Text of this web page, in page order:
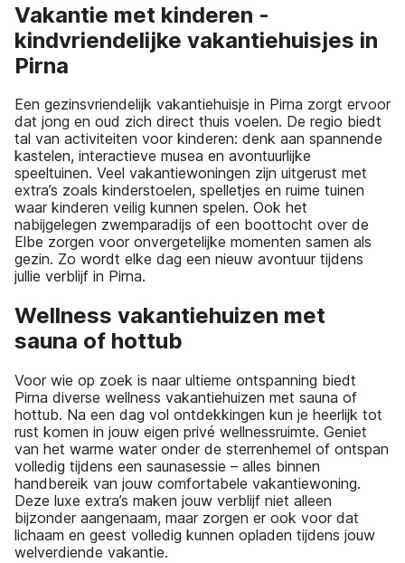
Vakantie met kinderen -
kindvriendelijke vakantiehuisjes in
Pirna
Een gezinsvriendelijk vakantiehuisje in Pirna zorgt ervoor
dat jong en oud zich direct thuis voelen. De regio biedt
tal van activiteiten voor kinderen: denk aan spannende
kastelen, interactieve musea en avontuurlijke
speeltuinen. Veel vakantiewoningen zijn uitgerust met
extra’s zoals kinderstoelen, spelletjes en ruime tuinen
waar kinderen veilig kunnen spelen. Ook het
nabijgelegen zwemparadijs of een boottocht over de
Elbe zorgen voor onvergetelijke momenten samen als
gezin. Zo wordt elke dag een nieuw avontuur tijdens
jullie verblijf in Pirna.
Wellness vakantiehuizen met
sauna of hottub
Voor wie op zoek is naar ultieme ontspanning biedt
Pirna diverse wellness vakantiehuizen met sauna of
hottub. Na een dag vol ontdekkingen kun je heerlijk tot
rust komen in jouw eigen privé wellnessruimte. Geniet
van het warme water onder de sterrenhemel of ontspan
volledig tijdens een saunasessie – alles binnen
handbereik van jouw comfortabele vakantiewoning.
Deze luxe extra’s maken jouw verblijf niet alleen
bijzonder aangenaam, maar zorgen er ook voor dat
lichaam en geest volledig kunnen opladen tijdens jouw
welverdiende vakantie.